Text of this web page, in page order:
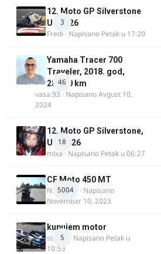
3
12. Moto GP Silverstone
UK 2026
Fredi · Napisano Petak u 17:20
46
Yamaha Tracer 700
Traveler, 2018. god,
28.100 km
vasa.93 · NapisanoAvgust 10,
2024
18
12. Moto GP Silverstone,
UK, 2026
mixa · Napisano Petak u 06:27
5004
CF Moto 450 MT
NIKOLA 1
· Napisano
Novembar 10, 2023
5
kupujem motor
strugo · Napisano Petak u
10:53